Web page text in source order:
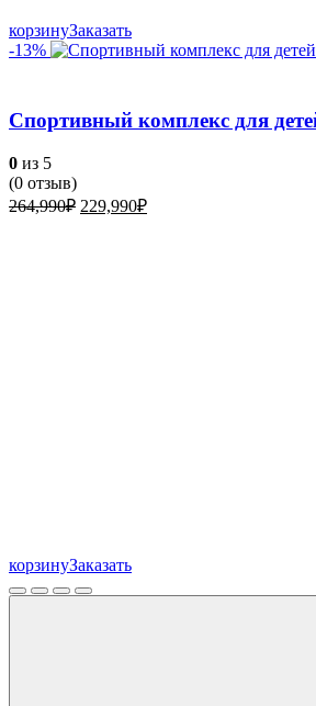
корзинуЗаказать
-13%
Спортивный комплекс для
0 из 5
(0 отзыв)
264,990₽ Первоначальная
229,990₽Текущая
корзинуЗаказать